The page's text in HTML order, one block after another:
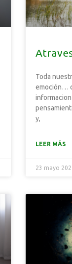
Toda
emoción…
y,
LEER MÁS
23 mayo